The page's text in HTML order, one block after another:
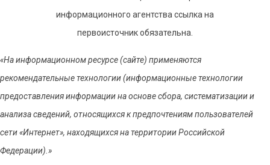
информационного агентства ссылка на
первоисточник обязательна.
«На информационном ресурсе (сайте) применяются
рекомендательные технологии (информационные технологии
предоставления информации на основе сбора, систематизации и
анализа сведений, относящихся к предпочтениям пользователей
сети «Интернет», находящихся на территории Российской
Федерации).»